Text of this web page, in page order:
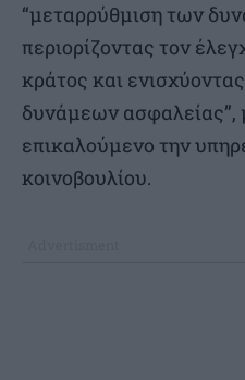
“μεταρρύθμιση των
περιορίζοντας τον
κράτος και
δυνάμεων
επικαλούμενο την
κοινοβουλίου.